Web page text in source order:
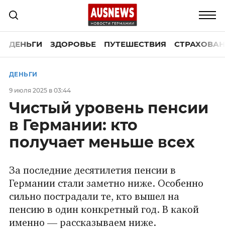
ДЕНЬГИ ЗДОРОВЬЕ ПУТЕШЕСТВИЯ
ДЕНЬГИ
9 июля 2025 в 03:44
Чистый уровень пенсии
в Германии: кто
получает меньше всех
За последние десятилетия пенсии в
Германии стали заметно ниже. Особенно
сильно пострадали те, кто вышел на
пенсию в один конкретный год. В какой
именно — рассказываем ниже.